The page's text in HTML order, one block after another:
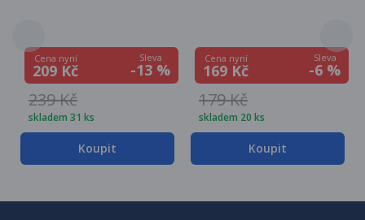
Cena nyní
209 Kč
Sleva
-13 %
239 Kč
skladem 31 ks
Koupit
Cena nyní
169 Kč
Sleva
-6 %
179 Kč
skladem 20 ks
Koupit